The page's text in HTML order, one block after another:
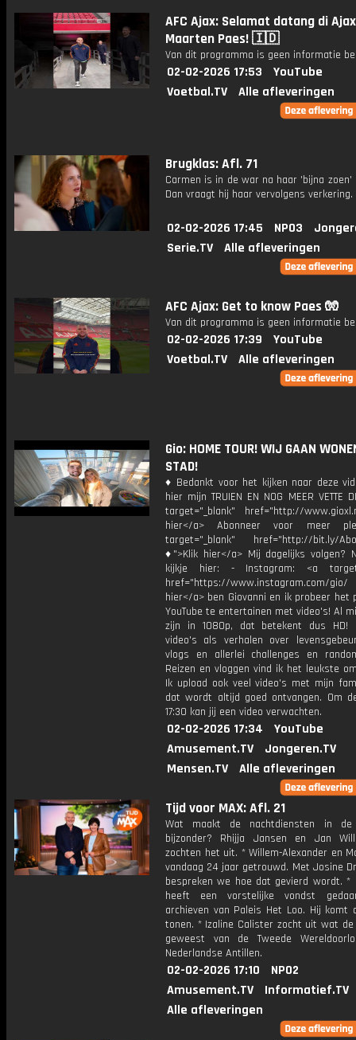
AFC Ajax: Selamat datang di
Maarten Paes! 🇮🇩
Van dit programma is geen informatie
02-02-2026 17:53
YouTube
Voetbal.TV
Alle afleveringen
Brugklas: Afl. 71
Carmen is in de war na haar 'bijna zoen'
Dan vraagt hij haar vervolgens verkering.
02-02-2026 17:45 NPO3
Serie.TV
Alle afleveringen
AFC Ajax: Get to know Paes 🧤
Van dit programma is geen informatie
02-02-2026 17:39
YouTube
Voetbal.TV
Alle afleveringen
Gio: HOME TOUR! WIJ GAAN
STAD!
♦ Bedankt voor het kijken naar deze
hier mijn TRUIEN EN NOG MEER VETTE
target="_blank" href="http://
hier</a> Abonneer voor meer
target="_blank" href="http://bit.ly/
♦">Klik hier</a> Mij dagelijks volgen?
kijkje hier: - Instagram: <a
href="https://www.instagram.com/
hier</a> ben Giovanni en ik probeer het
YouTube te entertainen met video's! Al
zijn in 1080p, dat betekent dus HD!
video's als verhalen over
vlogs en allerlei challenges en
Reizen en vloggen vind ik het leukste
Ik upload ook veel video's met mijn
dat wordt altijd goed ontvangen. Om
17:30 kan jij een video verwachten.
02-02-2026 17:34
YouTube
Amusement.TV
Jongeren.TV
Mensen.TV
Alle afleveringen
Tijd voor MAX: Afl. 21
Wat maakt de nachtdiensten in
bijzonder? Rhijja Jansen en Jan
zochten het uit. * Willem-Alexander en
vandaag 24 jaar getrouwd. Met Josine
bespreken we hoe dat gevierd wordt. *
heeft een vorstelijke vondst
archieven van Paleis Het Loo. Hij komt
tonen. * Izaline Calister zocht uit wat
geweest van de Tweede
Nederlandse Antillen.
02-02-2026 17:10
NPO2
Amusement.TV
Informatief.TV
Alle afleveringen